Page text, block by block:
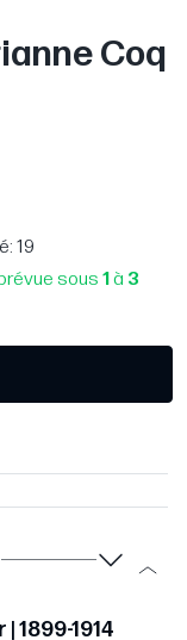
Coq
: 19
sous1à 3
1899-1914